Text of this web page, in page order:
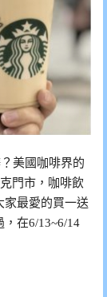
美國咖啡界的
門市，咖啡飲
家最愛的買一送
在6/13~6/14